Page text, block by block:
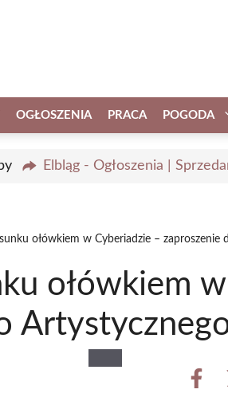
OGŁOSZENIA PRACA POGODA
Elbląg - Ogłoszenia |
ołówkiem w Cyberiadzie – zaproszenie
ołówkiem
Share